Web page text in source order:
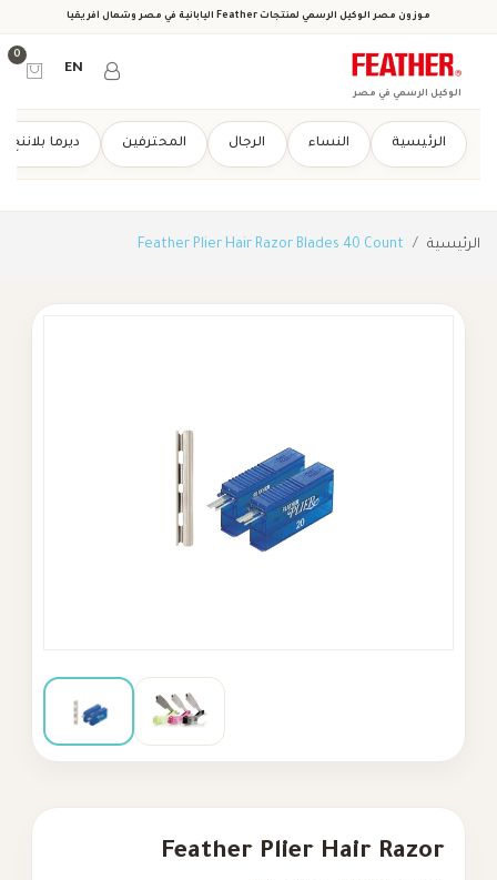
موزون مصر الوكيل الرسمي لمنتجات Feather اليابانية في مصر وشمال أفريقيا
الوكيل الرسمي في مصر
EN
0
الرئيسية النساء الرجال المحترفين ديرما بلاننج
الرئيسية Feather Plier Hair Razor Blades 40 Count
Feather Plier Hair Razor